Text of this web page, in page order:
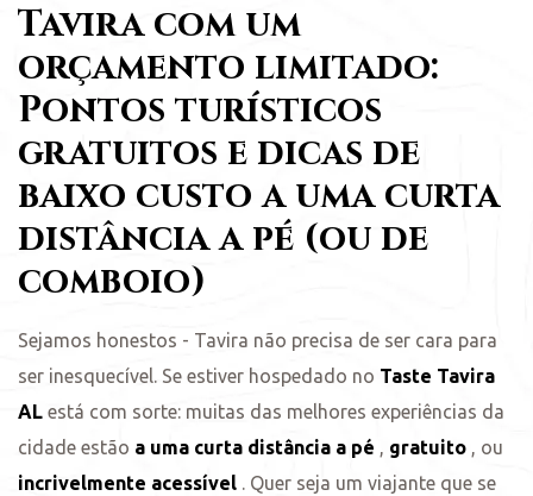
Tavira com um
orçamento limitado:
Pontos turísticos
gratuitos e dicas de
baixo custo a uma curta
distância a pé (ou de
comboio)
Sejamos honestos - Tavira não precisa de ser cara para
ser inesquecível. Se estiver hospedado no Taste Tavira
AL está com sorte: muitas das melhores experiências da
cidade estão a uma curta distância a pé , gratuito , ou
incrivelmente acessível . Quer seja um viajante que se